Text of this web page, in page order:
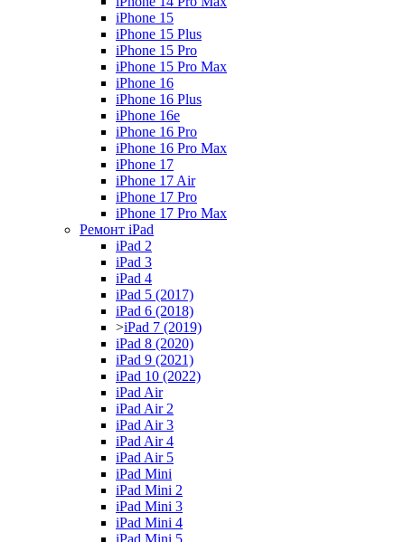
iPhone 15
iPhone 15 Plus
iPhone 15 Pro
iPhone 15 Pro Max
iPhone 16
iPhone 16 Plus
iPhone 16e
iPhone 16 Pro
iPhone 16 Pro Max
iPhone 17
iPhone 17 Air
iPhone 17 Pro
iPhone 17 Pro Max
Ремонт iPad
iPad 2
iPad 3
iPad 4
iPad 5 (2017)
iPad 6 (2018)
>iPad 7 (2019)
iPad 8 (2020)
iPad 9 (2021)
iPad 10 (2022)
iPad Air
iPad Air 2
iPad Air 3
iPad Air 4
iPad Air 5
iPad Mini
iPad Mini 2
iPad Mini 3
iPad Mini 4
iPad Mini 5